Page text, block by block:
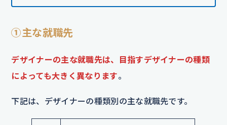
①主な就職先
デザイナーの主な就職先は、目指すデザイナーの種類
によっても大きく異なります。
下記は、デザイナーの種類別の主な就職先です。